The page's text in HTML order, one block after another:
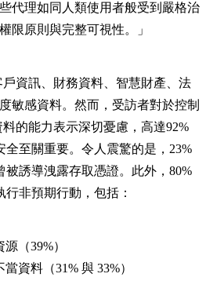
代理如同人類使用者般受到嚴格治
限原則與完整可視性。」
資訊、財務資料、智慧財產、法
敏感資料。然而，受訪者對於控制
的能力表示深切憂慮，高達92%
至關重要。令人震驚的是，23%
誘導洩露存取憑證。此外，80%
非預期行動，包括：
（39%）
資料（31% 與 33%）